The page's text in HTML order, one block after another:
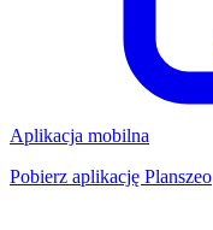
Aplikacja mobilna
Pobierz aplikację Planszeo